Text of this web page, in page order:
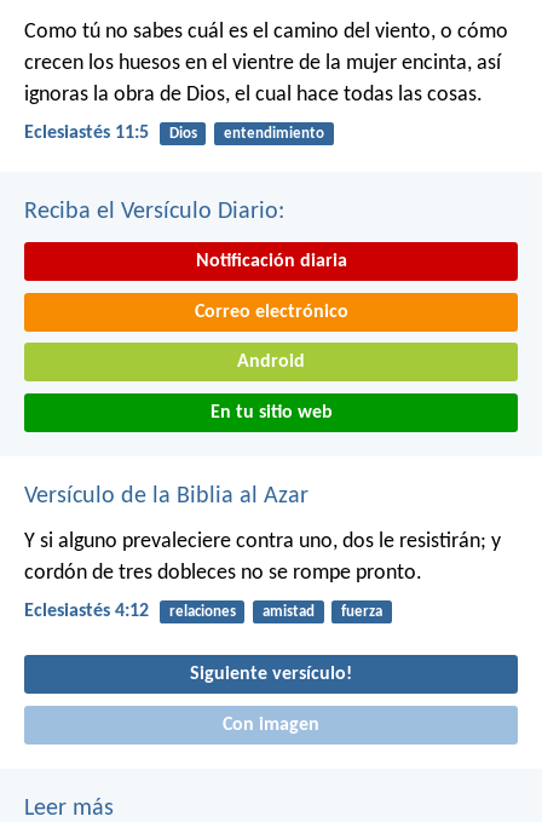
Como tú no sabes cuál es el camino del viento, o cómo
crecen los huesos en el vientre de la mujer encinta, así
ignoras la obra de Dios, el cual hace todas las cosas.
Eclesiastés 11:5 Dios entendimiento
Reciba el Versículo Diario:
Notificación diaria
Correo electrónico
Android
En tu sitio web
Versículo de la Biblia al Azar
Y si alguno prevaleciere contra uno, dos le resistirán; y
cordón de tres dobleces no se rompe pronto.
Eclesiastés 4:12 relaciones amistad fuerza
Siguiente versículo!
Con imagen
Leer más